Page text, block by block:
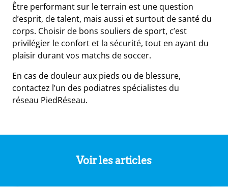
Être performant sur le terrain est une question
d’esprit, de talent, mais aussi et surtout de santé du
corps. Choisir de bons souliers de sport, c’est
privilégier le confort et la sécurité, tout en ayant du
plaisir durant vos matchs de soccer.
En cas de douleur aux pieds ou de blessure,
contactez l’un des podiatres spécialistes du
réseau PiedRéseau.
Voir les articles